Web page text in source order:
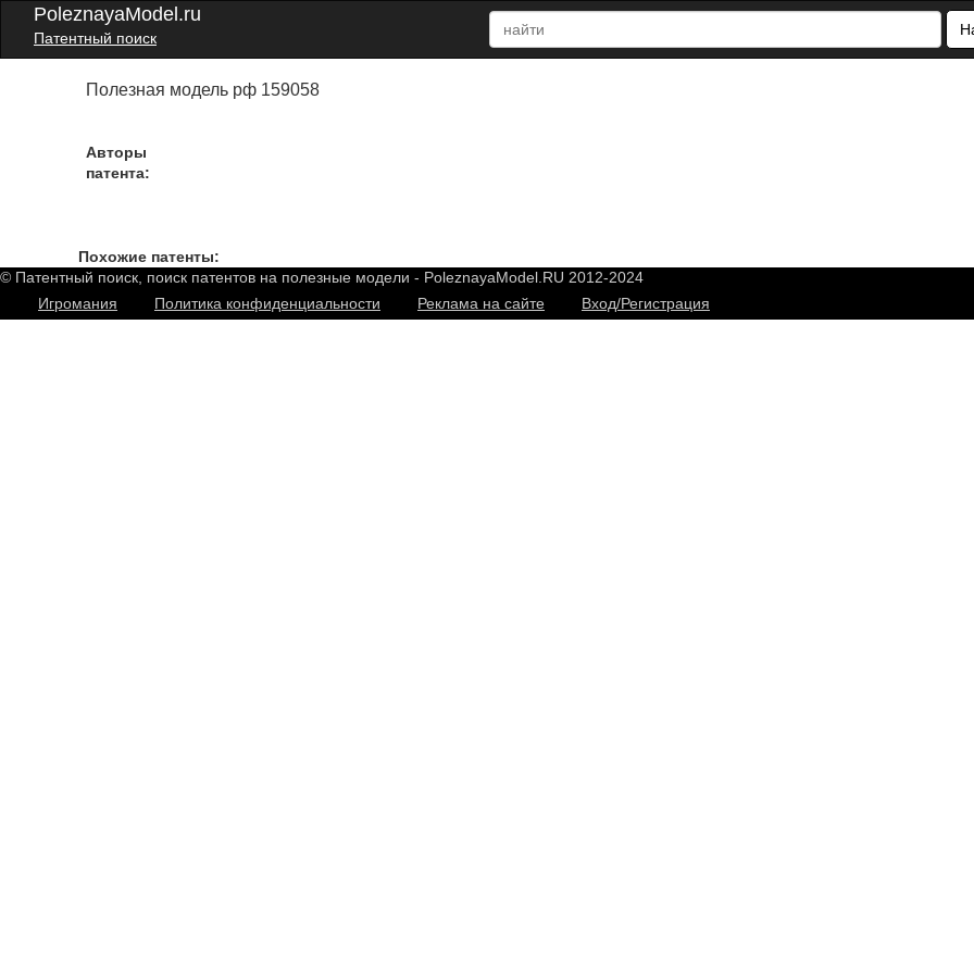
PoleznayaModel.ru
Патентный поиск
Полезная модель рф 159058
Авторы
патента:
Похожие патенты:
© Патентный поиск, поиск патентов на полезные модели - PoleznayaModel.RU 2012-2024
Игромания
Политика конфиденциальности Реклама на сайте Вход/Регистрация